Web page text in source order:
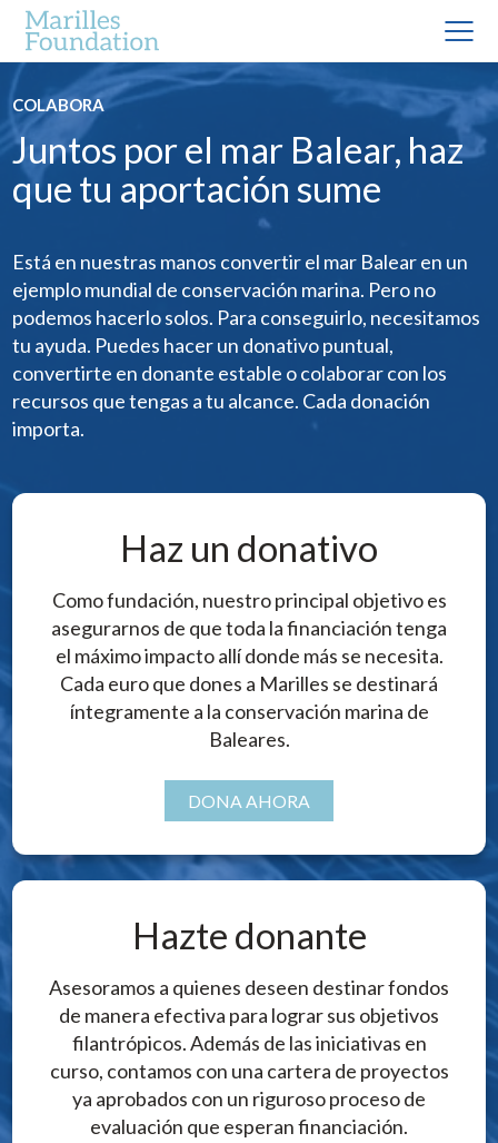
COLABORA
Juntos por el mar Balear, haz
que tu aportación sume
Está en nuestras manos convertir el mar Balear en un
ejemplo mundial de conservación marina. Pero no
podemos hacerlo solos. Para conseguirlo, necesitamos
tu ayuda. Puedes hacer un donativo puntual,
convertirte en donante estable o colaborar con los
recursos que tengas a tu alcance. Cada donación
importa.
Haz un donativo
Como fundación, nuestro principal objetivo es
asegurarnos de que toda la financiación tenga
el máximo impacto allí donde más se necesita.
Cada euro que dones a Marilles se destinará
íntegramente a la conservación marina de
Baleares.
DONA AHORA
Hazte donante
Asesoramos a quienes deseen destinar fondos
de manera efectiva para lograr sus objetivos
filantrópicos. Además de las iniciativas en
curso, contamos con una cartera de proyectos
ya aprobados con un riguroso proceso de
evaluación que esperan financiación.